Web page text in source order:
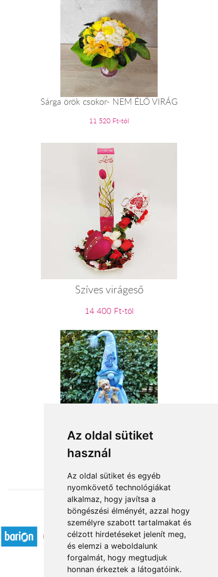
Az oldal sütiket
használ
Az oldal sütiket és egyéb
nyomkövető technológiákat
alkalmaz, hogy javítsa a
böngészési élményét, azzal hogy
személyre szabott tartalmakat és
célzott hirdetéseket jelenít meg,
és elemzi a weboldalunk
forgalmát, hogy megtudjuk
honnan érkeztek a látogatóink.
Sárga örök csokor- NEM ÉLŐ VIRÁG
11 520 Ft-tól
Szíves virágeső
14 400 Ft-tól
Szép álmokat
18 360 Ft-tól
Elfogadott fizetési módok